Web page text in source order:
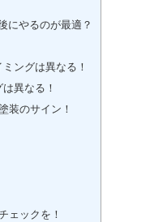
にやるのが最適？
ングは異なる！
異なる！
装のサイン！
ェックを！